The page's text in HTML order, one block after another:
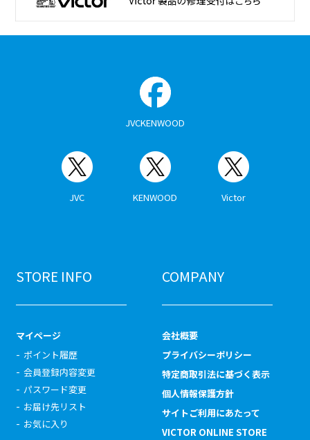
JVCKENWOOD
JVC KENWOOD Victor
STORE INFO
マイページ
ポイント履歴
会員登録内容変更
パスワード変更
お届け先リスト
お気に入り
COMPANY
会社概要
プライバシーポリシー
特定商取引法に基づく表示
個人情報保護方針
サイトご利用にあたって
VICTOR ONLINE STORE